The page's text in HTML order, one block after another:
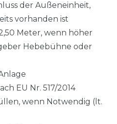
der Außeneinheit,
vorhanden ist
Meter, wenn höher
Hebebühne oder
EU Nr. 517/2014
wenn Notwendig (lt.